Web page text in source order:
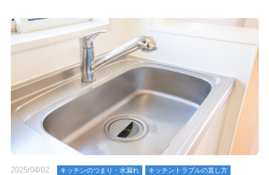
2025/04/02 キッチンのつまり・⽔漏れ キッチントラブルの直し方